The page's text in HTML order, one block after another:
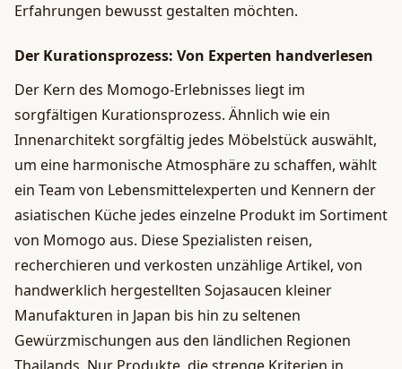
Erfahrungen bewusst gestalten möchten.
Der Kurationsprozess: Von Experten handverlesen
Der Kern des Momogo-Erlebnisses liegt im
sorgfältigen Kurationsprozess. Ähnlich wie ein
Innenarchitekt sorgfältig jedes Möbelstück auswählt,
um eine harmonische Atmosphäre zu schaffen, wählt
ein Team von Lebensmittelexperten und Kennern der
asiatischen Küche jedes einzelne Produkt im Sortiment
von Momogo aus. Diese Spezialisten reisen,
recherchieren und verkosten unzählige Artikel, von
handwerklich hergestellten Sojasaucen kleiner
Manufakturen in Japan bis hin zu seltenen
Gewürzmischungen aus den ländlichen Regionen